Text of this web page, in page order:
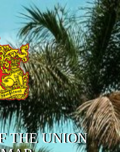
THE UNION